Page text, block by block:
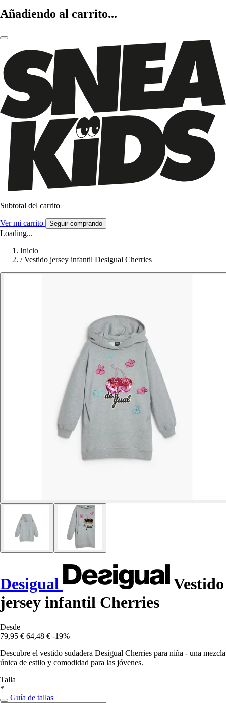
Añadiendo al carrito...
Subtotal del carrito
Ver mi carrito Seguir comprando
Loading...
Inicio
/ Vestido jersey infantil Desigual Cherries
Desigual
Vestido
jersey infantil Cherries
Desde
79,95 € 64,48 € -19%
Descubre el vestido sudadera Desigual Cherries para niña - una mezcla
única de estilo y comodidad para las jóvenes.
Talla
*
Guía de tallas